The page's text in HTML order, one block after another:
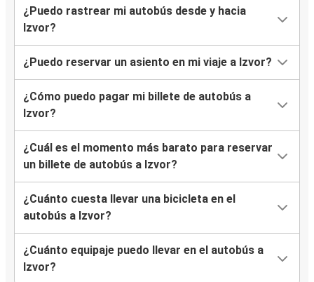
¿Puedo rastrear mi autobús desde y hacia
Izvor?
¿Puedo reservar un asiento en mi viaje a Izvor?
¿Cómo puedo pagar mi billete de autobús a
Izvor?
¿Cuál es el momento más barato para reservar
un billete de autobús a Izvor?
¿Cuánto cuesta llevar una bicicleta en el
autobús a Izvor?
¿Cuánto equipaje puedo llevar en el autobús a
Izvor?